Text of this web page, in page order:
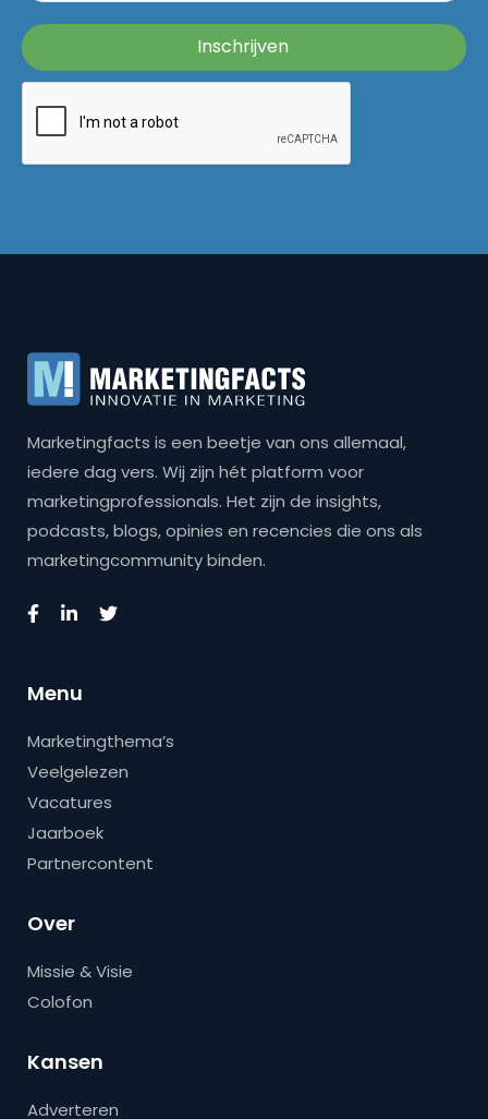
Marketingfacts is een beetje van ons allemaal,
iedere dag vers. Wij zijn hét platform voor
marketingprofessionals. Het zijn de insights,
podcasts, blogs, opinies en recencies die ons als
marketingcommunity binden.
Menu
Marketingthema’s
Veelgelezen
Vacatures
Jaarboek
Partnercontent
Over
Missie & Visie
Colofon
Kansen
Adverteren